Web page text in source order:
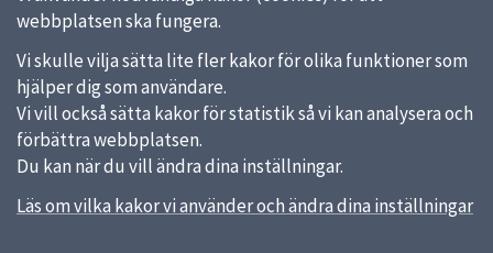
webbplatsen ska fungera.
Vi skulle vilja sätta lite fler kakor för olika funktioner som
hjälper dig som användare.
Vi vill också sätta kakor för statistik så vi kan analysera och
förbättra webbplatsen.
Du kan när du vill ändra dina inställningar.
Läs om vilka kakor vi använder och ändra dina inställningar